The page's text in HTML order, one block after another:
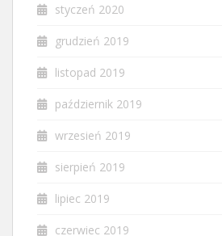
styczeń 2020
grudzień 2019
listopad 2019
październik 2019
wrzesień 2019
sierpień 2019
lipiec 2019
czerwiec 2019